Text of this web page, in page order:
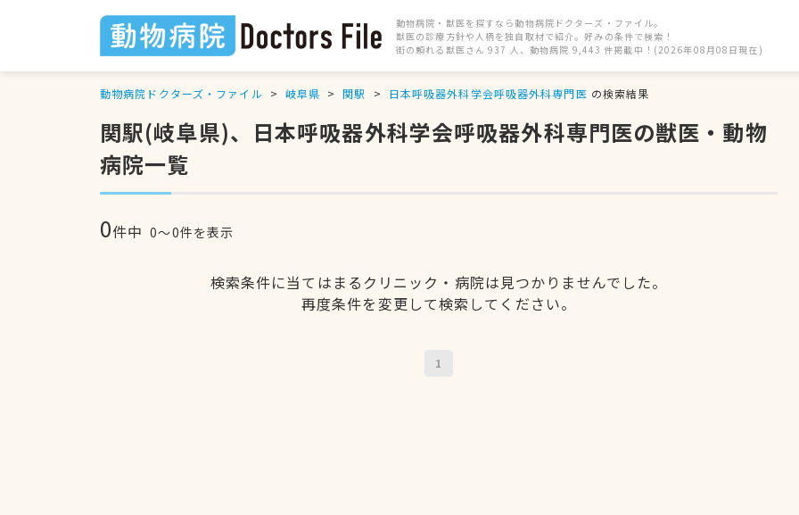
動物病院・獣医を探すなら動物病院ドクターズ・ファイル。
獣医の診療方針や人柄を独自取材で紹介。好みの条件で検索！
街の頼れる獣医さん 937 人、動物病院 9,443 件掲載中！(2026年08月08日現在)
動物病院ドクターズ・ファイル 岐阜県 関駅 日本呼吸器外科学会呼吸器外科専門医 の検索結果
関駅(岐阜県)、日本呼吸器外科学会呼吸器外科専門医の獣医・動物
病院一覧
0件中 0〜0件を表示
検索条件に当てはまるクリニック・病院は見つかりませんでした。
再度条件を変更して検索してください。
1